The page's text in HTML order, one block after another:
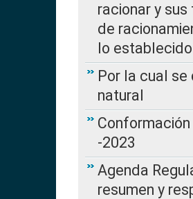
racionar y
de
lo
Por la cual
natural
-2023
Agenda
resumen y